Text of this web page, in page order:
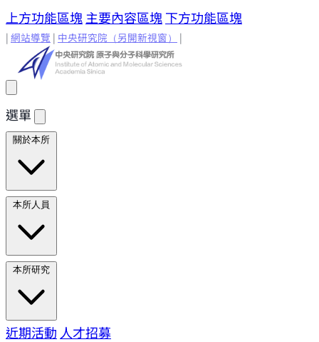
上方功能區塊 主要內容區塊 下方功能區塊
| 網站導覽 | 中央研究院 （另開新視窗） |
選單
關於本所
所長的話
小常識
本所人員
學術諮詢委員
員
兼任研究人員
本所研究
研究方向 研究成果
近期活動 人才招募